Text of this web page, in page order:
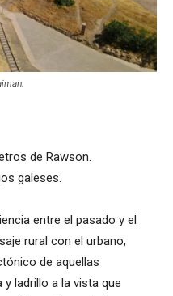
de Rawson.
galeses.
entre el pasado y el
rural con el urbano,
de aquellas
ladrillo a la vista que